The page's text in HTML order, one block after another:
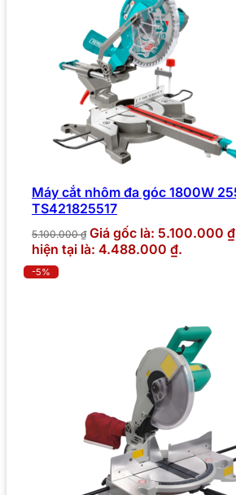
Máy cắt nhôm đa góc 1800W
TS421825517
5.100.000₫ Giá gốc là: 5.100.000
hiện tại là: 4.488.000 ₫.
-5%